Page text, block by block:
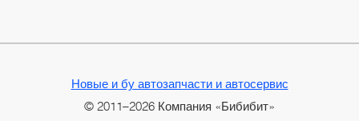
Новые и бу автозапчасти и автосервис
© 2011–2026 Компания «Бибибит»